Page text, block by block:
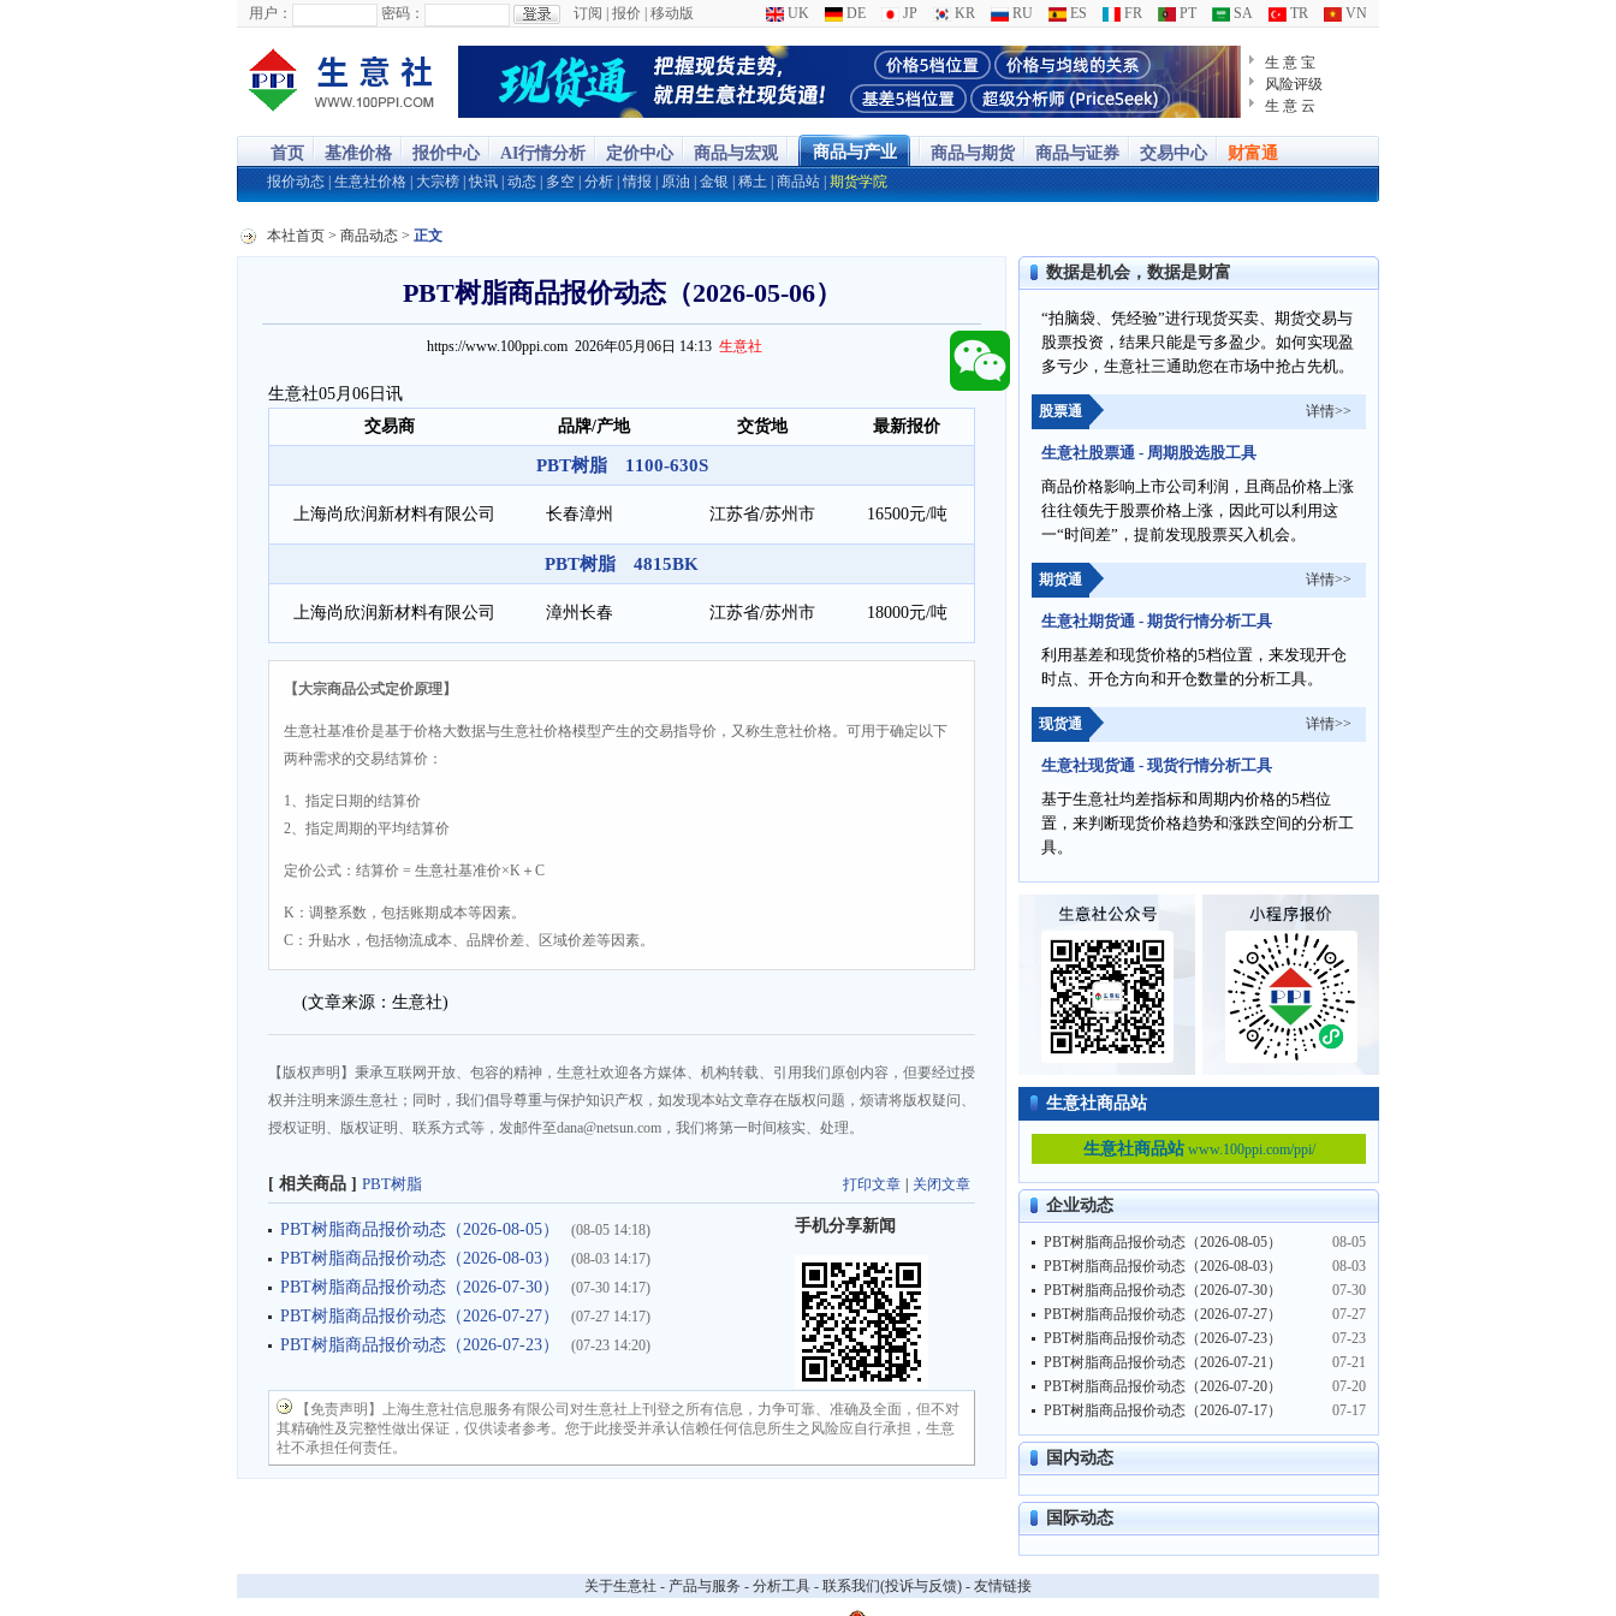
用户： 密码： 订阅 报价 移动版 UK DE JP KR RU ES FR PT SA TR VN
生 意 宝
风险评级
生 意 云
首页 基准价格 报价中心 AI行情分析 定价中心 商品与宏观 商品与产业 商品与期货 商品与证券 交易中心 财富通
报价动态 生意社价格 大宗榜 |快讯 动态 多空 分析 |情报 原油 金银 稀土 商品站 期货学院
本社首页 > 商品动态 > 正文
PBT树脂商品报价动态（2026-05-06）
https://www.100ppi.com 2026年05月06日 14:13 生意社
生意社05月06日讯
交易商
品牌/产地 交货地 最新报价
PBT树脂 1100-630S
上海尚欣润新材料有限公司 长春漳州 江苏省/苏州市 16500元/吨
PBT树脂 4815BK
上海尚欣润新材料有限公司 漳州长春 江苏省/苏州市 18000元/吨
【大宗商品公式定价原理】
生意社基准价是基于价格大数据与生意社价格模型产生的交易指导价，又称生意社价格。可用于确定以下
两种需求的交易结算价：
1、指定日期的结算价
2、指定周期的平均结算价
定价公式：结算价 = 生意社基准价×K＋C
K：调整系数，包括账期成本等因素。
C：升贴水，包括物流成本、品牌价差、区域价差等因素。
(文章来源：生意社)
【版权声明】秉承互联网开放、包容的精神，生意社欢迎各方媒体、机构转载、引用我们原创内容，但要经过授
权并注明来源生意社；同时，我们倡导尊重与保护知识产权，如发现本站文章存在版权问题，烦请将版权疑问、
授权证明、版权证明、联系方式等，发邮件至dana@netsun.com，我们将第一时间核实、处理。
打印文章 关闭文章
[ 相关商品 ] PBT树脂
PBT树脂商品报价动态（2026-08-05） (08-05 14:18)
PBT树脂商品报价动态（2026-08-03） (08-03 14:17)
PBT树脂商品报价动态（2026-07-30） (07-30 14:17)
PBT树脂商品报价动态（2026-07-27） (07-27 14:17)
PBT树脂商品报价动态（2026-07-23） (07-23 14:20)
手机分享新闻
【免责声明】上海生意社信息服务有限公司对生意社上刊登之所有信息，力争可靠、准确及全面，但不对
其精确性及完整性做出保证，仅供读者参考。您于此接受并承认信赖任何信息所生之风险应自行承担，生意
社不承担任何责任。
数据是机会，数据是财富
“拍脑袋、凭经验”进行现货买卖、期货交易与
股票投资，结果只能是亏多盈少。如何实现盈
多亏少，生意社三通助您在市场中抢占先机。
股票通 详情>>
生意社股票通 - 周期股选股工具
商品价格影响上市公司利润，且商品价格上涨
往往领先于股票价格上涨，因此可以利用这
一“时间差”，提前发现股票买入机会。
期货通 详情>>
生意社期货通 - 期货行情分析工具
利用基差和现货价格的5档位置，来发现开仓
时点、开仓方向和开仓数量的分析工具。
现货通 详情>>
生意社现货通 - 现货行情分析工具
基于生意社均差指标和周期内价格的5档位
置，来判断现货价格趋势和涨跌空间的分析工
具。
生意社商品站
生意社商品站www.100ppi.com/ppi/
企业动态
PBT树脂商品报价动态（2026-08-05）
08-05
PBT树脂商品报价动态（2026-08-03）
08-03
PBT树脂商品报价动态（2026-07-30）
07-30
PBT树脂商品报价动态（2026-07-27）
07-27
PBT树脂商品报价动态（2026-07-23）
07-23
PBT树脂商品报价动态（2026-07-21）
07-21
PBT树脂商品报价动态（2026-07-20）
07-20
PBT树脂商品报价动态（2026-07-17）
07-17
国内动态
国际动态
关于生意社 - 产品与服务 - 分析工具 - 联系我们(投诉与反馈) - 友情链接